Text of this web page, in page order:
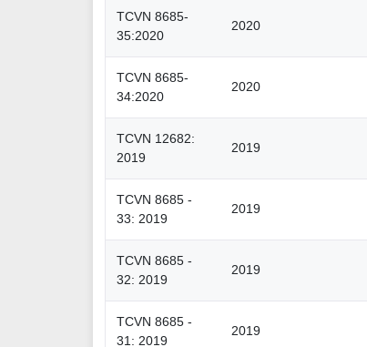
TCVN 8685-
35:2020
2020
TCVN 8685-
34:2020
2020
TCVN 12682:
2019
2019
TCVN 8685 -
33: 2019
2019
TCVN 8685 -
32: 2019
2019
TCVN 8685 -
31: 2019
2019